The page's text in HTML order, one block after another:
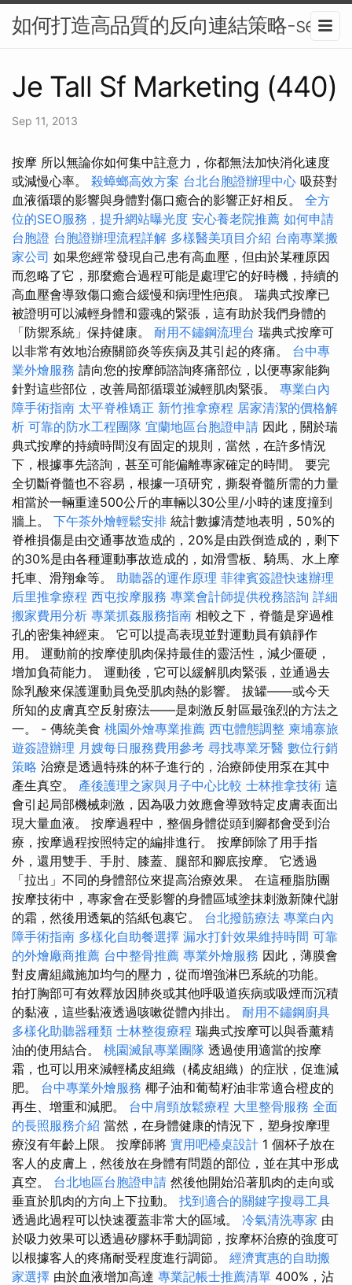
如何打造高品質的反向連結策略-seo
Je Tall Sf Marketing (440)
Sep 11, 2013
按摩 所以無論你如何集中註意力，你都無法加快消化速度
或減慢心率。 殺蟑螂高效方案 台北台胞證辦理中心 吸菸對
血液循環的影響與身體對傷口癒合的影響正好相反。 全方
位的SEO服務，提升網站曝光度 安心養老院推薦 如何申請
台胞證 台胞證辦理流程詳解 多樣醫美項目介紹 台南專業搬
家公司 如果您經常發現自己患有高血壓，但由於某種原因
而忽略了它，那麼癒合過程可能是處理它的好時機，持續的
高血壓會導致傷口癒合緩慢和病理性疤痕。 瑞典式按摩已
被證明可以減輕身體和靈魂的緊張，這有助於我們身體的
「防禦系統」保持健康。 耐用不鏽鋼流理台 瑞典式按摩可
以非常有效地治療關節炎等疾病及其引起的疼痛。 台中專
業外燴服務 請向您的按摩師諮詢疼痛部位，以便專家能夠
針對這些部位，改善局部循環並減輕肌肉緊張。 專業白內
障手術指南 太平脊椎矯正 新竹推拿療程 居家清潔的價格解
析 可靠的防水工程團隊 宜蘭地區台胞證申請 因此，關於瑞
典式按摩的持續時間沒有固定的規則，當然，在許多情況
下，根據事先諮詢，甚至可能偏離專家確定的時間。 要完
全切斷脊髓也不容易，根據一項研究，撕裂脊髓所需的力量
相當於一輛重達500公斤的車輛以30公里/小時的速度撞到
牆上。 下午茶外燴輕鬆安排 統計數據清楚地表明，50%的
脊椎損傷是由交通事故造成的，20%是由跌倒造成的，剩下
的30%是由各種運動事故造成的，如滑雪板、騎馬、水上摩
托車、滑翔傘等。 助聽器的運作原理 菲律賓簽證快速辦理
后里推拿療程 西屯按摩服務 專業會計師提供稅務諮詢 詳細
搬家費用分析 專業抓姦服務指南 相較之下，脊髓是穿過椎
孔的密集神經束。 它可以提高表現並對運動員有鎮靜作
用。 運動前的按摩使肌肉保持最佳的靈活性，減少僵硬，
增加負荷能力。 運動後，它可以緩解肌肉緊張，並通過去
除乳酸來保護運動員免受肌肉熱的影響。 拔罐——或今天
所知的皮膚真空反射療法——是刺激反射區最強烈的方法之
一。 - 傳統美食 桃園外燴專業推薦 西屯體態調整 柬埔寨旅
遊簽證辦理 月嫂每日服務費用參考 尋找專業牙醫 數位行銷
策略 治療是透過特殊的杯子進行的，治療師使用泵在其中
產生真空。 產後護理之家與月子中心比較 士林推拿技術 這
會引起局部機械刺激，因為吸力效應會導致特定皮膚表面出
現大量血液。 按摩過程中，整個身體從頭到腳都會受到治
療，按摩過程按照特定的編排進行。 按摩師除了用手指
外，還用雙手、手肘、膝蓋、腿部和腳底按摩。 它透過
「拉出」不同的身體部位來提高治療效果。 在這種脂肪團
按摩技術中，專家會在受影響的身體區域塗抹刺激新陳代謝
的霜，然後用透氣的箔紙包裹它。 台北撥筋療法 專業白內
障手術指南 多樣化自助餐選擇 漏水打針效果維持時間 可靠
的外燴廠商推薦 台中整骨推薦 專業外燴服務 因此，薄膜會
對皮膚組織施加均勻的壓力，從而增強淋巴系統的功能。
拍打胸部可有效釋放因肺炎或其他呼吸道疾病或吸煙而沉積
的黏液，這些黏液透過咳嗽從體內排出。 耐用不鏽鋼廚具
多樣化助聽器種類 士林整復療程 瑞典式按摩可以與香薰精
油的使用結合。 桃園滅鼠專業團隊 透過使用適當的按摩
霜，也可以用來減輕橘皮組織（橘皮組織）的症狀，促進減
肥。 台中專業外燴服務 椰子油和葡萄籽油非常適合橙皮的
再生、增重和減肥。 台中肩頸放鬆療程 大里整骨服務 全面
的長照服務介紹 當然，在身體健康的情況下，塑身按摩理
療沒有年齡上限。 按摩師將 實用吧檯桌設計 1 個杯子放在
客人的皮膚上，然後放在身體有問題的部位，並在其中形成
真空。 台北地區台胞證申請 然後他開始沿著肌肉的走向或
垂直於肌肉的方向上下拉動。 找到適合的關鍵字搜尋工具
透過此過程可以快速覆蓋非常大的區域。 冷氣清洗專家 由
於吸力效果可以透過矽膠杯手動調節，按摩杯治療的強度可
以根據客人的疼痛耐受程度進行調節。 經濟實惠的自助搬
家選擇 由於血液增加高達 專業記帳士推薦清單 400%，沾